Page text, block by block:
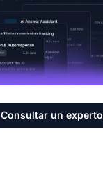
Consultar un experto